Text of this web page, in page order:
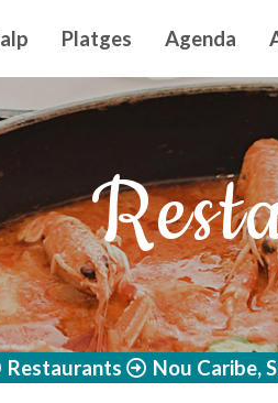
principal
Platges Agenda
Restaurants Nou Caribe,